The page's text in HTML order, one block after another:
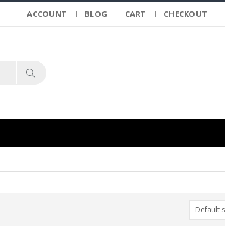
ACCOUNT BLOG CART CHECKOUT